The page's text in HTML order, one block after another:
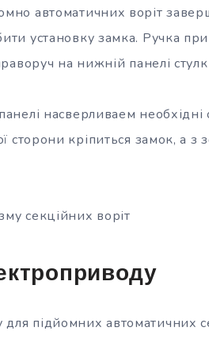
автоматичних воріт
установку замка. Ручка
на нижній панелі
насверливаем
сторони кріпиться замок, а
секційних воріт
підйомних автоматичних